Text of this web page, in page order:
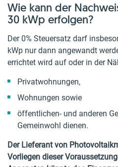
Wie kann der
30 kWp erfolgen?
Der 0% Steuersatz darf
kWp nur dann angewandt
errichtet wird auf oder in der
Privatwohnungen,
Wohnungen sowie
öffentlichen- und anderen
Gemeinwohl dienen.
Der Lieferant von
Vorliegen dieser